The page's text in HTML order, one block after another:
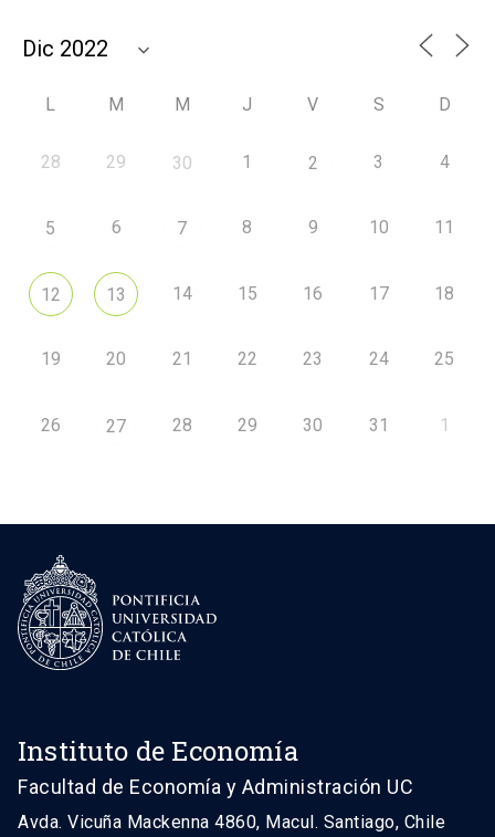
L M M J V S D
28 29 30 1 2 3 4
5 6 7 8 9 10 11
12 13 14 15 16 17 18
19 20 21 22 23 24 25
26 27 28 29 30 31 1
Instituto de Economía
Facultad de Economía y Administración UC
Avda. Vicuña Mackenna 4860, Macul. Santiago, Chile